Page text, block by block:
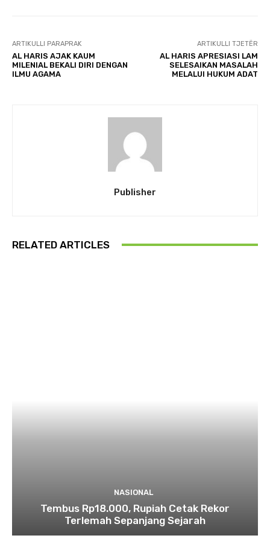
ARTIKULLI PARAPRAK
AL HARIS AJAK KAUM
MILENIAL BEKALI DIRI DENGAN
ILMU AGAMA
ARTIKULLI TJETËR
AL HARIS APRESIASI LAM
SELESAIKAN MASALAH
MELALUI HUKUM ADAT
Publisher
RELATED ARTICLES
NASIONAL
Tembus Rp18.000, Rupiah Cetak Rekor
Terlemah Sepanjang Sejarah